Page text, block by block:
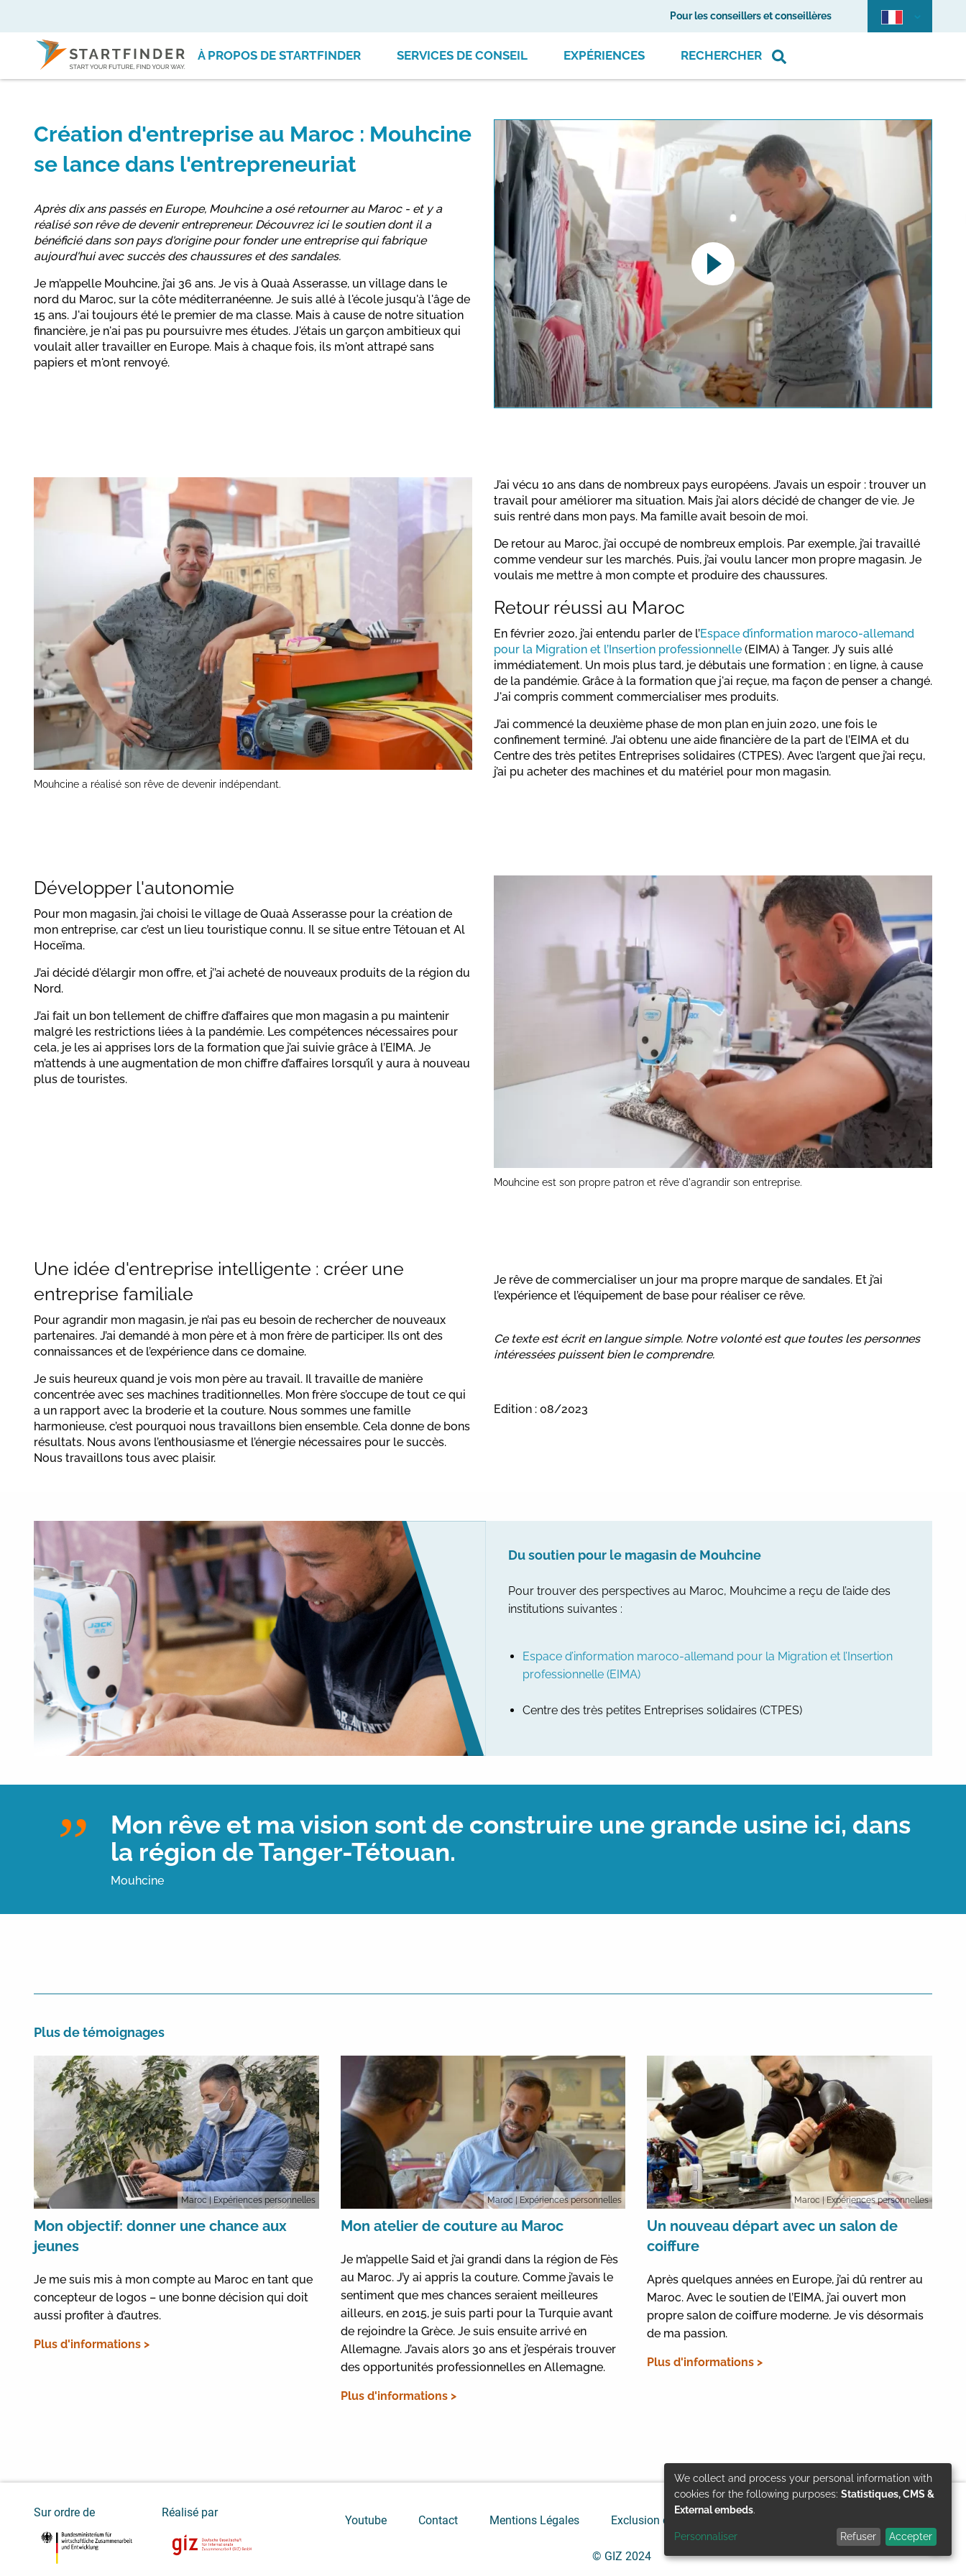
Pour les conseillers et conseillères
À PROPOS DE STARTFINDER SERVICES DE CONSEIL EXPÉRIENCES RECHERCHER
This link opens a YouTube video. Please
note the data protection regulations valid
for this site.
Création d'entreprise au Maroc : Mouhcine
se lance dans l'entrepreneuriat
Après dix ans passés en Europe, Mouhcine a osé retourner au Maroc - et y a
réalisé son rêve de devenir entrepreneur. Découvrez ici le soutien dont il a
bénéficié dans son pays d'origine pour fonder une entreprise qui fabrique
aujourd'hui avec succès des chaussures et des sandales.
Je m’appelle Mouhcine, j’ai 36 ans. Je vis à Quaà Asserasse, un village dans le
nord du Maroc, sur la côte méditerranéenne. Je suis allé à l'école jusqu'à l'âge de
15 ans. J'ai toujours été le premier de ma classe. Mais à cause de notre situation
financière, je n'ai pas pu poursuivre mes études. J'étais un garçon ambitieux qui
voulait aller travailler en Europe. Mais à chaque fois, ils m'ont attrapé sans
papiers et m'ont renvoyé.
Mouhcine a réalisé son rêve de devenir indépendant.
J’ai vécu 10 ans dans de nombreux pays européens. J’avais un espoir : trouver un
travail pour améliorer ma situation. Mais j’ai alors décidé de changer de vie. Je
suis rentré dans mon pays. Ma famille avait besoin de moi.
De retour au Maroc, j’ai occupé de nombreux emplois. Par exemple, j’ai travaillé
comme vendeur sur les marchés. Puis, j’ai voulu lancer mon propre magasin. Je
voulais me mettre à mon compte et produire des chaussures.
Retour réussi au Maroc
En février 2020, j’ai entendu parler de l’Espace d’information maroco-allemand
pour la Migration et l’Insertion professionnelle (EIMA) à Tanger. J’y suis allé
immédiatement. Un mois plus tard, je débutais une formation ; en ligne, à cause
de la pandémie. Grâce à la formation que j'ai reçue, ma façon de penser a changé.
J'ai compris comment commercialiser mes produits.
J’ai commencé la deuxième phase de mon plan en juin 2020, une fois le
confinement terminé. J’ai obtenu une aide financière de la part de l’EIMA et du
Centre des très petites Entreprises solidaires (CTPES). Avec l’argent que j’ai reçu,
j’ai pu acheter des machines et du matériel pour mon magasin.
Mouhcine est son propre patron et rêve d'agrandir son entreprise.
Développer l'autonomie
Pour mon magasin, j’ai choisi le village de Quaà Asserasse pour la création de
mon entreprise, car c’est un lieu touristique connu. Il se situe entre Tétouan et Al
Hoceïma.
J’ai décidé d'élargir mon offre, et j’’ai acheté de nouveaux produits de la région du
Nord.
J’ai fait un bon tellement de chiffre d’affaires que mon magasin a pu maintenir
malgré les restrictions liées à la pandémie. Les compétences nécessaires pour
cela, je les ai apprises lors de la formation que j’ai suivie grâce à l’EIMA. Je
m’attends à une augmentation de mon chiffre d’affaires lorsqu’il y aura à nouveau
plus de touristes.
Une idée d'entreprise intelligente : créer une
entreprise familiale
Pour agrandir mon magasin, je n’ai pas eu besoin de rechercher de nouveaux
partenaires. J’ai demandé à mon père et à mon frère de participer. Ils ont des
connaissances et de l’expérience dans ce domaine.
Je suis heureux quand je vois mon père au travail. Il travaille de manière
concentrée avec ses machines traditionnelles. Mon frère s’occupe de tout ce qui
a un rapport avec la broderie et la couture. Nous sommes une famille
harmonieuse, c’est pourquoi nous travaillons bien ensemble. Cela donne de bons
résultats. Nous avons l’enthousiasme et l’énergie nécessaires pour le succès.
Nous travaillons tous avec plaisir.
Je rêve de commercialiser un jour ma propre marque de sandales. Et j’ai
l’expérience et l’équipement de base pour réaliser ce rêve.
Ce texte est écrit en langue simple. Notre volonté est que toutes les personnes
intéressées puissent bien le comprendre.
Edition : 08/2023
Du soutien pour le magasin de Mouhcine
Pour trouver des perspectives au Maroc, Mouhcime a reçu de l’aide des
institutions suivantes :
Espace d’information maroco-allemand pour la Migration et l’Insertion
professionnelle (EIMA)
Centre des très petites Entreprises solidaires (CTPES)
Mon rêve et ma vision sont de construire une grande usine ici, dans
la région de Tanger-Tétouan.
Mouhcine
Plus de témoignages
Maroc | Expériences personnelles
Mon objectif: donner une chance aux
jeunes
Je me suis mis à mon compte au Maroc en tant que
concepteur de logos – une bonne décision qui doit
aussi profiter à d’autres.
Plus d'informations >
Maroc | Expériences personnelles
Mon atelier de couture au Maroc
Je m’appelle Said et j’ai grandi dans la région de Fès
au Maroc. J’y ai appris la couture. Comme j’avais le
sentiment que mes chances seraient meilleures
ailleurs, en 2015, je suis parti pour la Turquie avant
de rejoindre la Grèce. Je suis ensuite arrivé en
Allemagne. J’avais alors 30 ans et j’espérais trouver
des opportunités professionnelles en Allemagne.
Plus d'informations >
Maroc | Expériences personnelles
Un nouveau départ avec un salon de
coiffure
Après quelques années en Europe, j’ai dû rentrer au
Maroc. Avec le soutien de l’EIMA, j’ai ouvert mon
propre salon de coiffure moderne. Je vis désormais
de ma passion.
Plus d'informations >
Sur ordre de Réalisé par
Youtube Contact Mentions Légales Exclusion de responsabilité
© GIZ 2024
Use
of
personal
We collect and process your personal information with
cookies for the following purposes: Statistiques, CMS &
External embeds.
Personnaliser Refuser Accepter